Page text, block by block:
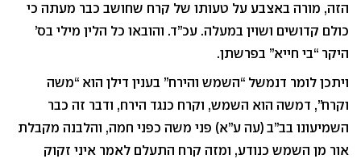
הזה, מורה באצבע על טעותו של קרח שחושב כבר מעתה כי
כולם קדושים ושוין במעלה. עכ”ד. והובאו כל הלין מילי בס’
היקר “בי חייא” בפרשתן.
ויתכן לומר דנמשל “השמש והירח” בענין דילן הוא “משה
וקרח”, דמשה הוא השמש, וקרח כנגד הירח, ודבר זה כבר
השמיעונו בב”ב (עה ע”א) פני משה כפני חמה, והלבנה מקבלת
אור מן השמש כנודע, ומזה קרח התעלם לאמר איני זקוק